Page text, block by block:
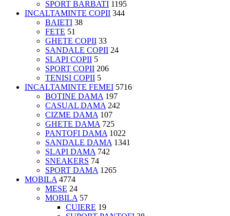
SPORT BARBATI 1195
INCALTAMINTE COPII 344
BAIETI 38
FETE 51
GHETE COPII 33
SANDALE COPII 24
SLAPI COPII 5
SPORT COPII 206
TENISI COPII 5
INCALTAMINTE FEMEI 5716
BOTINE DAMA 197
CASUAL DAMA 242
CIZME DAMA 107
GHETE DAMA 725
PANTOFI DAMA 1022
SANDALE DAMA 1341
SLAPI DAMA 742
SNEAKERS 74
SPORT DAMA 1265
MOBILA 4774
MESE 24
MOBILA 57
CUIERE 19